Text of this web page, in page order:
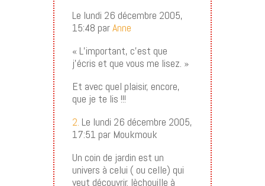
Le lundi 26 décembre 2005,
15:48 parAnne
« L’important, c’est que
j’écris et que vous me lisez. »
Et avec quel plaisir, encore,
que je te lis !!!
2. Le lundi 26 décembre 2005,
17:51 par Moukmouk
Un coin de jardin est un
univers à celui ( ou celle) qui
veut découvrir. lèchouille à